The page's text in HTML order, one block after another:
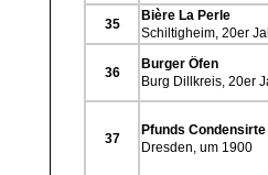
35
Bière La Perle
Schiltigheim, 20er
36
Burger Öfen
Burg Dillkreis, 20er
37
Pfunds
Dresden, um 1900